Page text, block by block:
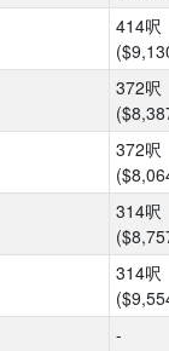
414呎
372呎
372呎
314呎
314呎
-